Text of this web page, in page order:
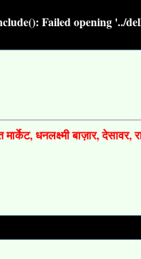
Failed opening '../
धनलक्ष्मी बाज़ार, देसावर,